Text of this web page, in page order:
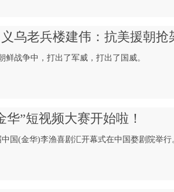
乌老兵楼建伟：抗美援朝抢
鲜战争中，打出了军威，打出了国威。
华”短视频大赛开始啦！
国(金华)李渔喜剧汇开幕式在中国婺剧院举行